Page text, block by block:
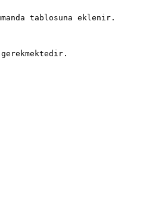
tablosuna eklenir.